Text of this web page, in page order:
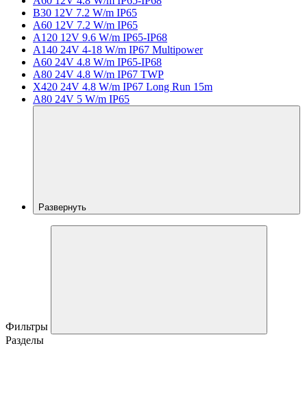
B30 12V 7.2 W/m IP65
A60 12V 7.2 W/m IP65
A120 12V 9.6 W/m IP65-IP68
A140 24V 4-18 W/m IP67 Multipower
A60 24V 4.8 W/m IP65-IP68
A80 24V 4.8 W/m IP67 TWP
X420 24V 4.8 W/m IP67 Long Run 15m
A80 24V 5 W/m IP65
Развернуть
Фильтры
Разделы